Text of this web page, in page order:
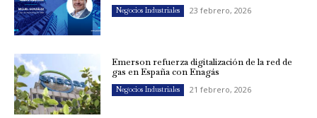
Negocios Industriales 23 febrero, 2026
Emerson refuerza digitalización de la red de
gas en España con Enagás
Negocios Industriales 21 febrero, 2026